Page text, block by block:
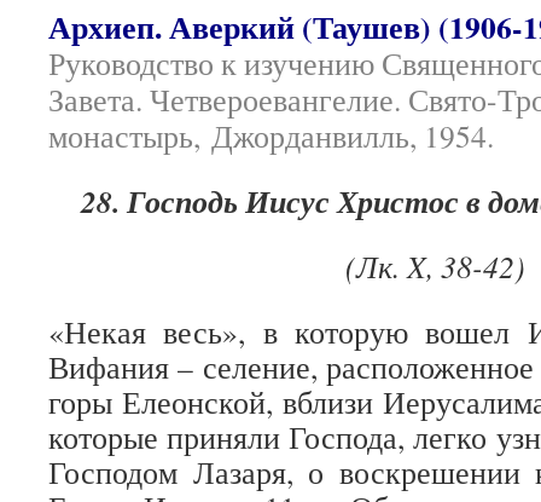
Архиеп. Аверкий (Таушев) (1906-
Руководство к изучению
Завета. Четвероевангелие. Свято-
монастырь, Джорданвилль, 1954.
28. Господь Иисус Христос в
(Лк. X, 38-42)
«Некая весь», в которую вошел
Вифания – селение,
горы Елеонской, вблизи
которые приняли Господа, легко
Господом Лазаря, о воскрешении